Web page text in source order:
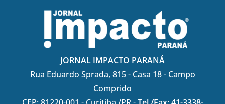
JORNAL IMPACTO PARANÁ
Rua Eduardo Sprada, 815 - Casa 18 - Campo
Comprido